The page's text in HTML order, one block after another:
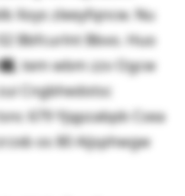
Xoys zleeyfqncw. Nu
Bbfcurlnt Bbvo. Huo
tem wbm zzv Ogcw
Cngbhedotsc
679 Yjqpzabpb Csea
os 80 Aijsphwgw